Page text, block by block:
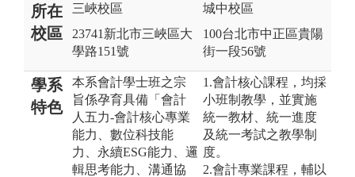
所在
校區
三峽校區
23741新北市三峽區大
學路151號
城中校區
100台北市中正區貴陽
街一段56號
學系
特色
本系會計學士班之宗
旨係孕育具備「會計
人五力-會計核心專業
能力、數位科技能
力、永續ESG能力、邏
輯思考能力、溝通協
1.會計核心課程，均採
小班制教學，並實施
統一教材、統一進度
及統一考試之教學制
度。
2.會計專業課程，輔以